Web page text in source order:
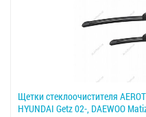
Щетки стеклоочистителя
HYUNDAI Getz 02-, DAEWOO